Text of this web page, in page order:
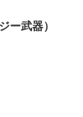
ー武器）